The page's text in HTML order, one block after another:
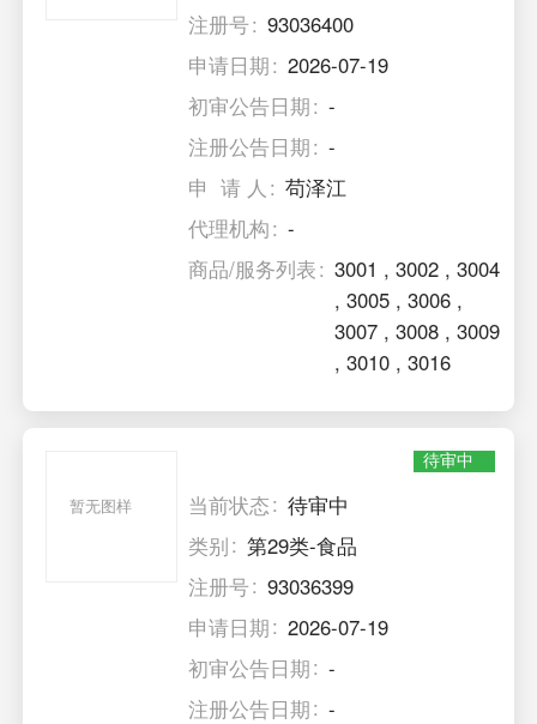
注册号
93036400
申请日期
2026-07-19
初审公告日期
-
注册公告日期
-
申 请 人
苟泽江
代理机构
-
商品/服务列表
3001 ,3002 ,3004
,3005 ,3006 ,
3007 ,3008 ,3009
,3010 ,3016
暂无图样
待审中
当前状态
待审中
类别
第29类-食品
注册号
93036399
申请日期
2026-07-19
初审公告日期
-
注册公告日期
-